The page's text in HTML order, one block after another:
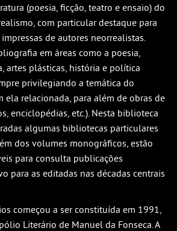
(poesia, ficção, teatro e ensaio) do
com particular destaque para
de autores neorrealistas.
em áreas como a poesia,
artes plásticas, história e política
privilegiando a temática do
ela relacionada, para além de obras de
enciclopédias, etc.). Nesta biblioteca
algumas bibliotecas particulares
dos volumes monográficos, estão
para consulta publicações
para as editadas nas décadas centrais
começou a ser constituída em 1991,
Literário de Manuel da Fonseca. A